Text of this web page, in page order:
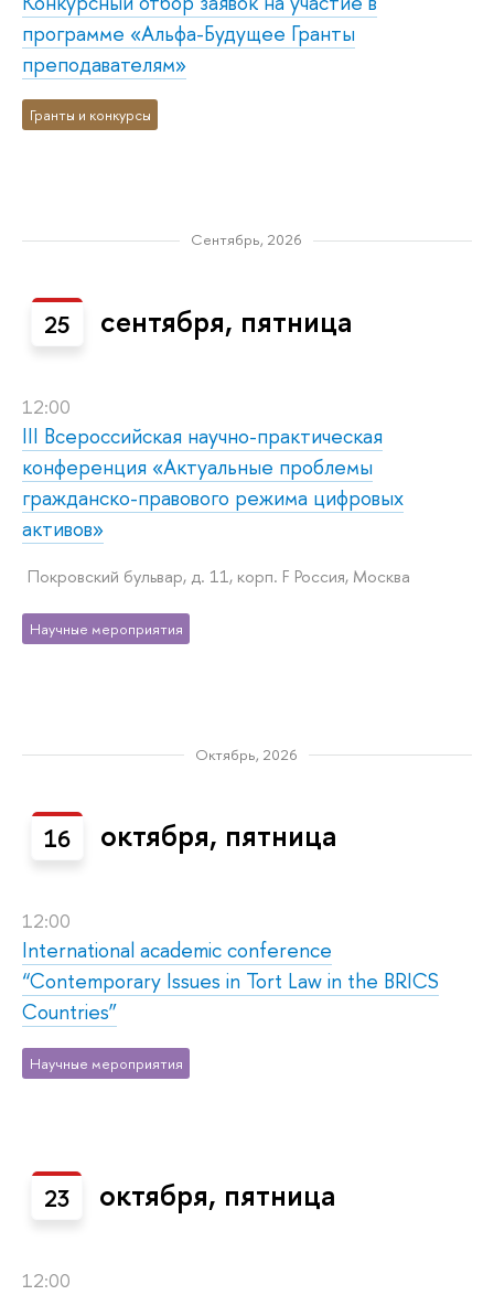
программе «Альфа-Будущее Гранты
преподавателям»
Гранты и конкурсы
Сентябрь, 2026
25 сентября, пятница
12:00
III Всероссийская научно-практическая
конференция «Актуальные проблемы
гражданско-правового режима цифровых
активов»
Покровский бульвар, д. 11, корп. F Россия, Москва
Научные мероприятия
Октябрь, 2026
16 октября, пятница
12:00
International academic conference
“Contemporary Issues in Tort Law in the BRICS
Countries”
Научные мероприятия
23 октября, пятница
12:00